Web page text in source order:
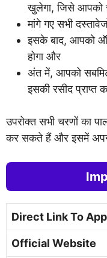
खुलेगा, जिसे आपको
मांगे गए सभी
इसके बाद, आपको
होगा और
अंत में, आपको
इसकी रसीद प्राप्त
उपरोक्त सभी चरणों का
कर सकते हैं और इसमें
Direct Link To
Official Website